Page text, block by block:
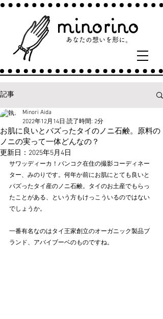
minorino
あなたの​想いを形に。​
記事
お肌に良いとバズったタイのノニ石鹸。原料の
ノニの実って一体どんなの？
Minori Aida
2022年12月14日 読了時間: 2分
更新日： 2025年5月4日
サワッディーカ！バンコク在住の撮影コーディネー
ター、みのりです。何年か前にお肌にとても良いと
バズったタイ産のノニ石鹸。タイのお土産でもらっ
たことがある、という方もけっこういるのではない
でしょうか。
一番有名なのはタイ王家創立のオーガニック製品ブ
ランド、アバイブーベのものですね。